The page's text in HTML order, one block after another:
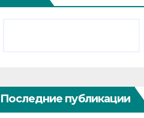
Последние публикации